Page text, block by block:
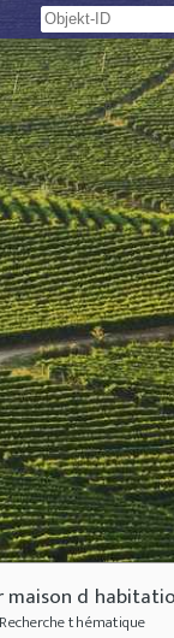
d
thématique